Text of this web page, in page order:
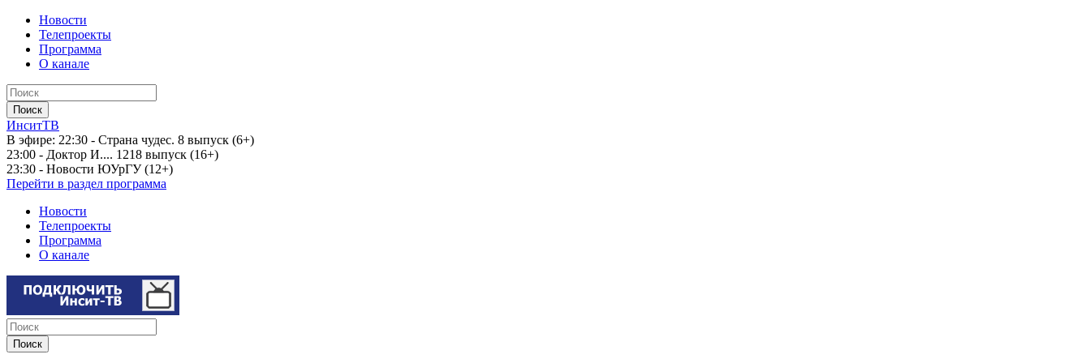
Новости
Телепроекты
Программа
О канале
ИнситТВ
В эфире: 22:30 - Страна чудес. 8 выпуск (6+)
23:00 - Доктор И.... 1218 выпуск (16+)
23:30 - Новости ЮУрГУ (12+)
Перейти в раздел программа
Новости
Телепроекты
Программа
О канале